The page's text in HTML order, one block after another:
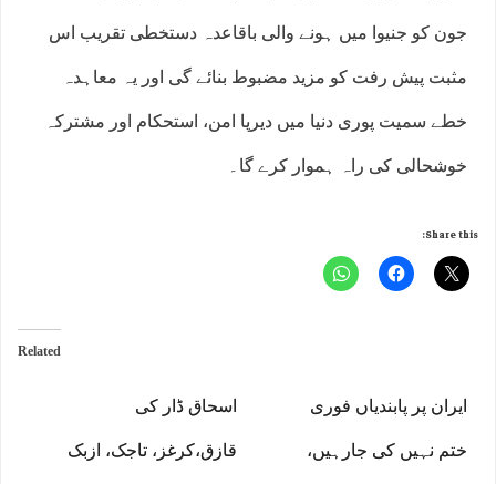
جون کو جنیوا میں ہونے والی باقاعدہ دستخطی تقریب اس
مثبت پیش رفت کو مزید مضبوط بنائے گی اور یہ معاہدہ
خطے سمیت پوری دنیا میں دیرپا امن، استحکام اور مشترکہ
خوشحالی کی راہ ہموار کرے گا۔
Share this:
Related
اسحاق ڈار کی
قازق،کرغز، تاجک، ازبک
ایران پر پابندیاں فوری
ختم نہیں کی جارہیں،